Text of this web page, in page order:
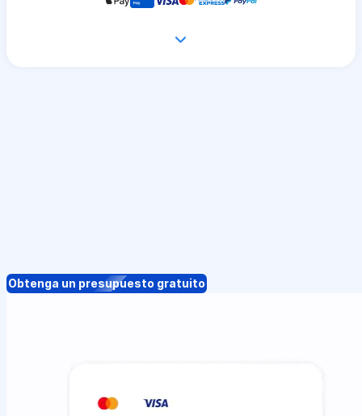
Obtenga un presupuesto gratuito